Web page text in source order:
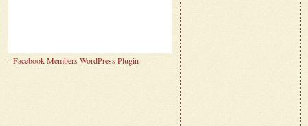
-Facebook Members WordPress Plugin